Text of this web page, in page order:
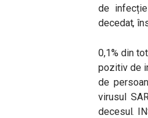
de
decedat,
0,1% din
pozitiv de
de
virusul
decesul.